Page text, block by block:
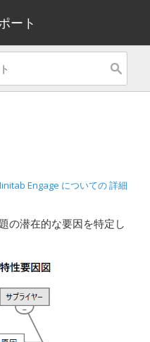
ート
Engage についての 詳細
の潜在的な要因を特定し